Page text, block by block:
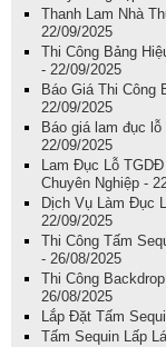
Thanh Lam Nhà
22/09/2025
Thi Công Bảng
- 22/09/2025
Báo Giá Thi Công
22/09/2025
Báo giá lam đục
22/09/2025
Lam Đục Lỗ
Chuyên Nghiệp -
Dịch Vụ Làm Đục
22/09/2025
Thi Công Tấm
- 26/08/2025
Thi Công
26/08/2025
Lắp Đặt Tấm
Tấm Sequin Lấp